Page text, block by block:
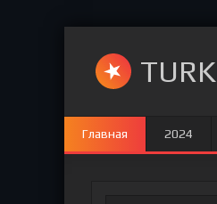
TURK
Главная 2024